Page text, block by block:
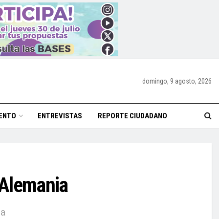
domingo, 9 agosto, 2026
ENTREVISTAS REPORTE CIUDADANO